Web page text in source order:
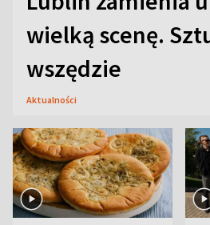
wielką scenę.
wszędzie
Aktualności